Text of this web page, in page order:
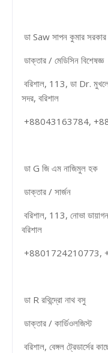
ডা Saw সাপন কুমার সরকার
ডাক্তার / মেডিসিন বিশেষজ্ঞ
বরিশাল, 113, ডা Dr.
সদর, বরিশাল
+88043163784,
ডা G জি এম নাজিমুল হক
ডাক্তার / সার্জন
বরিশাল, 113, নোভা
বরিশাল
+8801724210773,
ডা R রথিন্দ্রো নাথ বসু
ডাক্তার / কার্ডিওলজিস্ট
বরিশাল, বেঙ্গল ট্রেডার্সের